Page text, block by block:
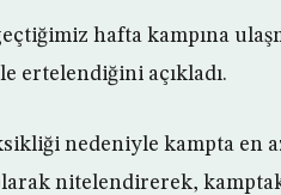
hafta kampına
ertelendiğini açıkladı.
nedeniyle kampta en
nitelendirerek,